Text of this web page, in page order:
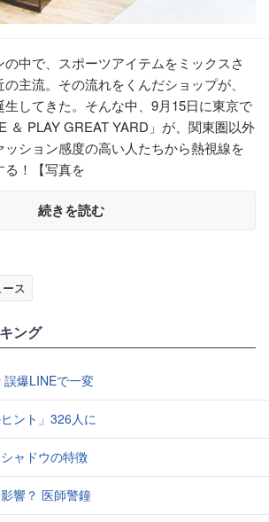
中で、スポーツアイテムをミックスさ
主流。その流れをくんだショップが、
してきた。そんな中、9月15日に東京で
＆ PLAY GREAT YARD」が、関東圏以外
ション感度の高い人たちから熱視線を
！【写真を
続きを読む
ス
ング
爆LINEで一変
ント」326人に
ャドウの特徴
響？ 医師警鐘